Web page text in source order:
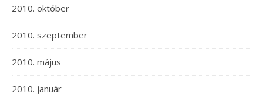
2010. október
2010. szeptember
2010. május
2010. január